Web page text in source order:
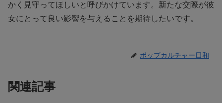
かく見守ってほしいと呼びかけています。新たな交際が彼
女にとって良い影響を与えることを期待したいです。
ポップカルチャー日和
関連記事